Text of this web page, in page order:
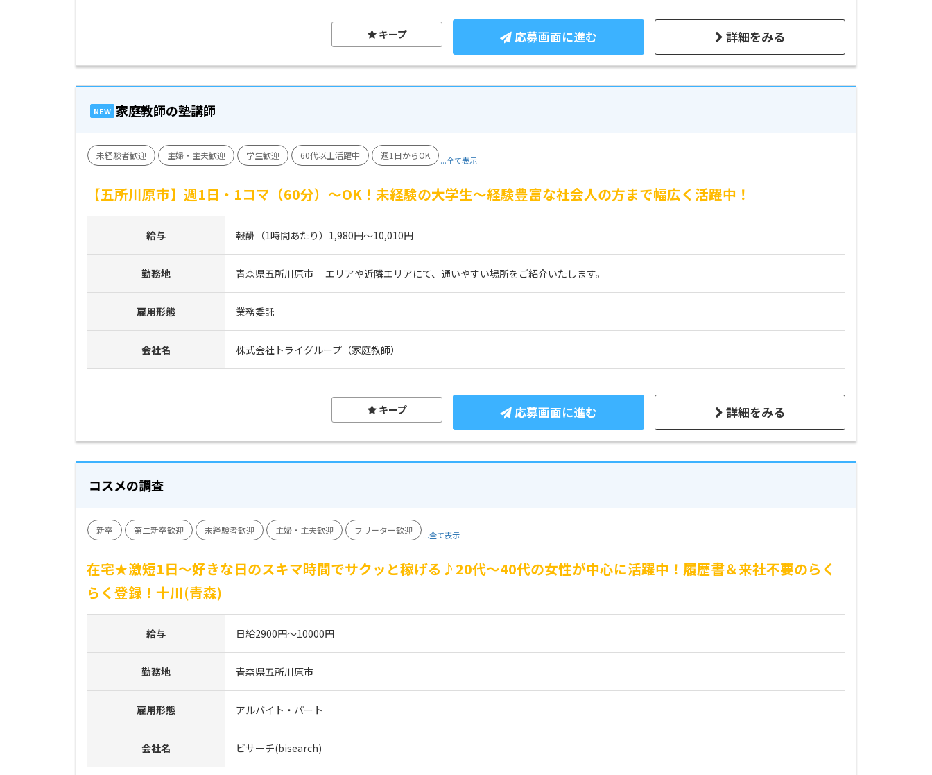
詳細をみる
応募画面に進む
キープ
NEW 家庭教師の塾講師
未経験者歓迎 主婦・主夫歓迎 学生歓迎 60代以上活躍中 週1日からOK ...全て表示
【五所川原市】週1日・1コマ（60分）～OK！未経験の大学生～経験豊富な社会人の方まで幅広く活躍中！
給与 報酬（1時間あたり）1,980円～10,010円
勤務地 青森県五所川原市　 エリアや近隣エリアにて、通いやすい場所をご紹介いたします。
雇用形態 業務委託
会社名 株式会社トライグループ（家庭教師）
詳細をみる
応募画面に進む
キープ
コスメの調査
新卒 第二新卒歓迎 未経験者歓迎 主婦・主夫歓迎 フリーター歓迎 ...全て表示
在宅★激短1日～好きな日のスキマ時間でサクッと稼げる♪20代～40代の女性が中心に活躍中！履歴書＆来社不要のらく
らく登録！十川(青森)
給与 日給2900円～10000円
勤務地 青森県五所川原市
雇用形態 アルバイト・パート
会社名 ビサーチ(bisearch)